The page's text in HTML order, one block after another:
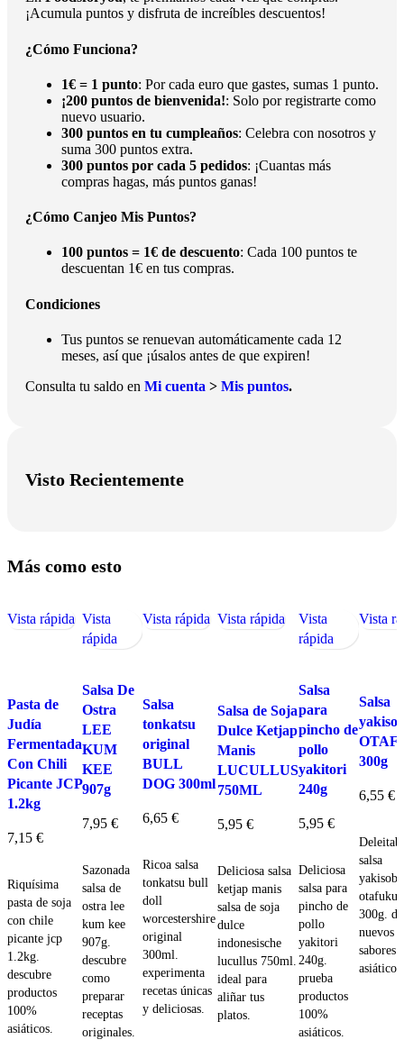
¡Acumula puntos y disfruta de increíbles descuentos!
¿Cómo Funciona?
1€ = 1 punto: Por cada euro que gastes, sumas 1 punto.
¡200 puntos de bienvenida!: Solo por registrarte como
nuevo usuario.
300 puntos en tu cumpleaños: Celebra con nosotros y
suma 300 puntos extra.
300 puntos por cada 5 pedidos: ¡Cuantas más
compras hagas, más puntos ganas!
¿Cómo Canjeo Mis Puntos?
100 puntos = 1€ de descuento: Cada 100 puntos te
descuentan 1€ en tus compras.
Condiciones
Tus puntos se renuevan automáticamente cada 12
meses, así que ¡úsalos antes de que expiren!
Consulta tu saldo en Mi cuenta > Mis puntos.
Visto Recientemente
Más como esto
Vista rápida
Pasta de
Judía
Fermentada
Con Chili
Picante JCP
1.2kg
7,15 €
Riquísima
pasta de soja
con chile
picante jcp
1.2kg.
descubre
productos
100%
asiáticos.
Vista
rápida
Salsa De
Ostra
LEE
KUM
KEE
907g
7,95 €
Sazonada
salsa de
ostra lee
kum kee
907g.
descubre
como
preparar
receptas
originales.
Vista rápida
Salsa
tonkatsu
original
BULL
DOG 300ml
6,65 €
Ricoa salsa
tonkatsu bull
doll
worcestershire
original
300ml.
experimenta
recetas únicas
y deliciosas.
Vista rápida
Salsa de Soja
Dulce Ketjap
Manis
LUCULLUS
750ML
5,95 €
Deliciosa salsa
ketjap manis
salsa de soja
dulce
indonesische
lucullus 750ml.
ideal para
aliñar tus
platos.
Vista
rápida
Salsa
para
pincho de
pollo
yakitori
240g
5,95 €
Deliciosa
salsa para
pincho de
pollo
yakitori
240g.
prueba
productos
100%
asiáticos.
Vista
Salsa
300g
6,55 €
salsa
yakisoba
otafuku
300g.
nuevos
sabores
asiáticos.